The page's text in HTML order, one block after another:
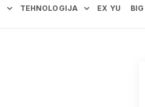
TEHNOLOGIJA EX YU